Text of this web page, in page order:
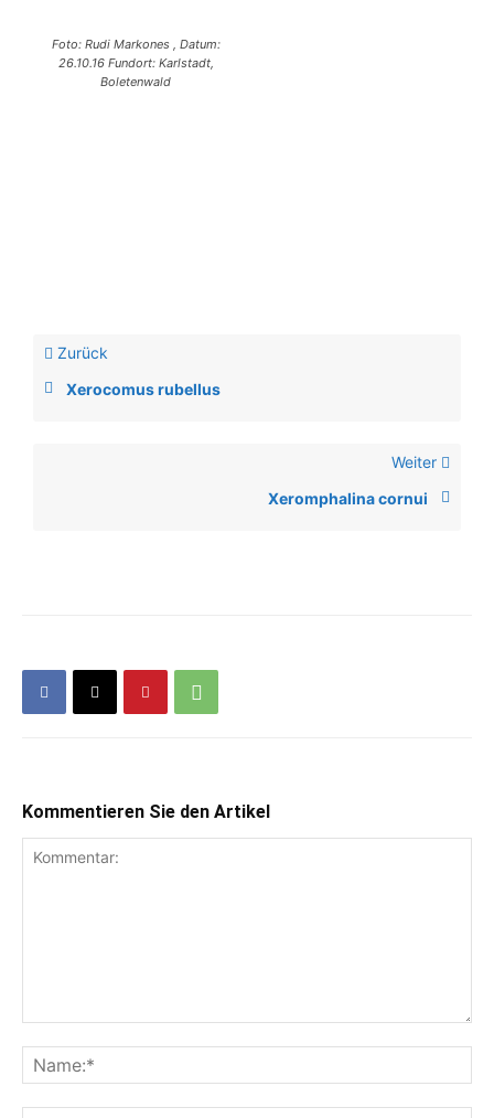
Foto: Rudi Markones , Datum:
26.10.16 Fundort: Karlstadt,
Boletenwald
Zurück
Xerocomus rubellus
Weiter
Xeromphalina cornui
Kommentieren Sie den Artikel